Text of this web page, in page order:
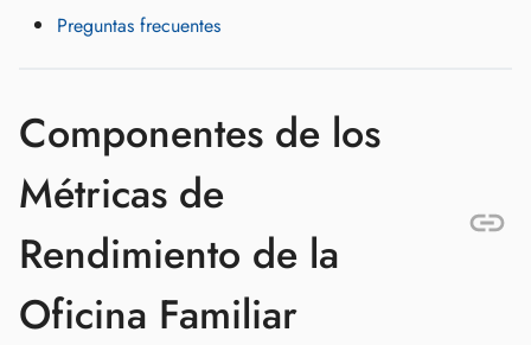
Preguntas frecuentes
Componentes de los
Métricas de
Rendimiento de la
Oficina Familiar